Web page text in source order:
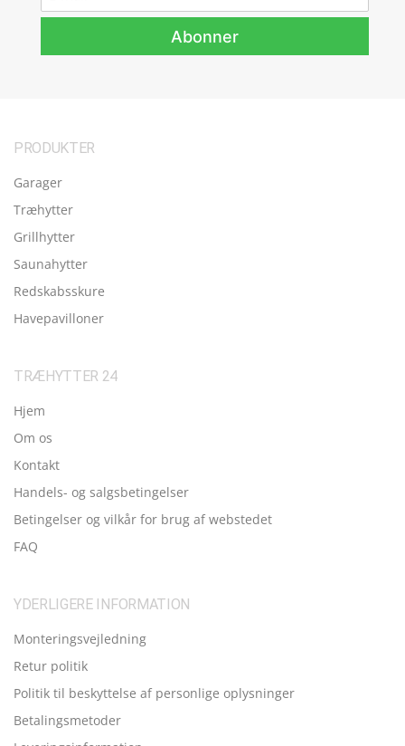
mail*
Abonner
PRODUKTER
Garager
Træhytter
Grillhytter
Saunahytter
Redskabsskure
Havepavilloner
TRÆHYTTER 24
Hjem
Om os
Kontakt
Handels- og salgsbetingelser
Betingelser og vilkår for brug af webstedet
FAQ
YDERLIGERE INFORMATION
Monteringsvejledning
Retur politik
Politik til beskyttelse af personlige oplysninger
Betalingsmetoder